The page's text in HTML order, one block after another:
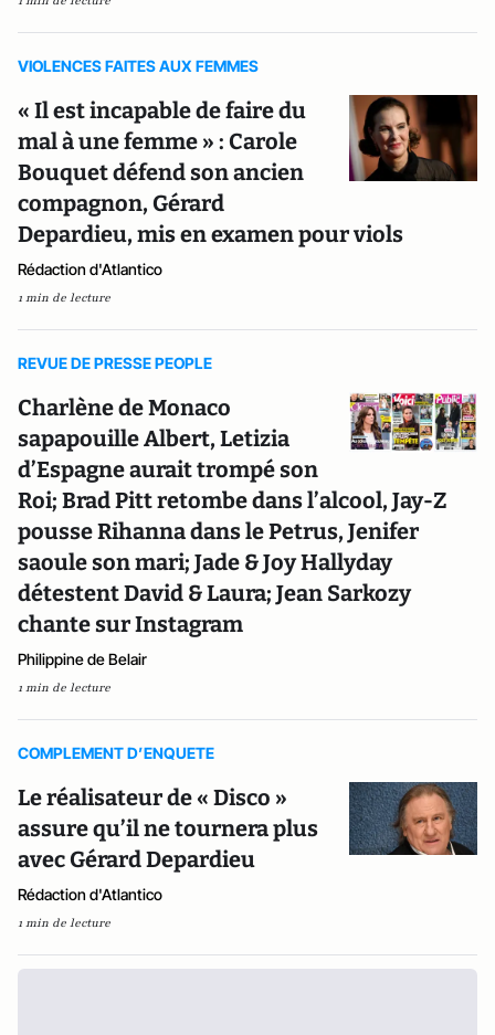
VIOLENCES FAITES AUX FEMMES
« Il est incapable de faire du
mal à une femme » : Carole
Bouquet défend son ancien
compagnon, Gérard
Depardieu, mis en examen pour viols
Rédaction d'Atlantico
1 min de lecture
REVUE DE PRESSE PEOPLE
Charlène de Monaco
sapapouille Albert, Letizia
d’Espagne aurait trompé son
Roi; Brad Pitt retombe dans l’alcool, Jay-Z
pousse Rihanna dans le Petrus, Jenifer
saoule son mari; Jade & Joy Hallyday
détestent David & Laura; Jean Sarkozy
chante sur Instagram
Philippine de Belair
1 min de lecture
COMPLEMENT D’ENQUETE
Le réalisateur de « Disco »
assure qu’il ne tournera plus
avec Gérard Depardieu
Rédaction d'Atlantico
1 min de lecture